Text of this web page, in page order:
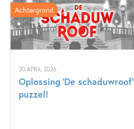
20 APRIL 2026
Oplossing ‘De schaduwroof’
puzzel!
Achtergrond